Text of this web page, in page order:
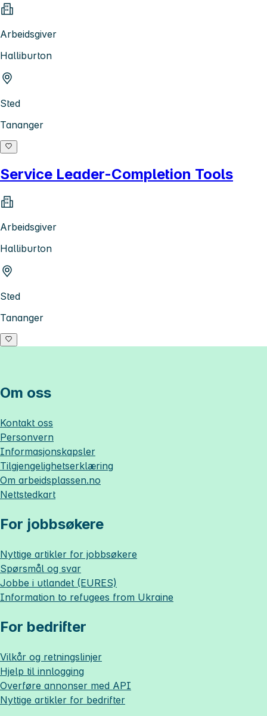
Arbeidsgiver
Halliburton
Sted
Tananger
Service Leader-Completion Tools
Arbeidsgiver
Halliburton
Sted
Tananger
Om oss
Kontakt oss
Personvern
Informasjonskapsler
Tilgjengelighetserklæring
Om arbeidsplassen.no
Nettstedkart
For jobbsøkere
Nyttige artikler for jobbsøkere
Spørsmål og svar
Jobbe i utlandet (EURES)
Information to refugees from Ukraine
For bedrifter
Vilkår og retningslinjer
Hjelp til innlogging
Overføre annonser med API
Nyttige artikler for bedrifter